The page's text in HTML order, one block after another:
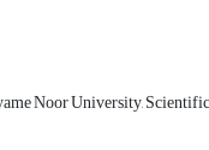
Noor University,